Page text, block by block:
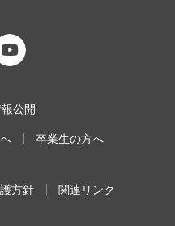
立大学法人 福島県立医科大学
公開
卒業生の方へ
方針
関連リンク